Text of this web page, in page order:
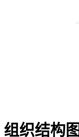
组织结构图